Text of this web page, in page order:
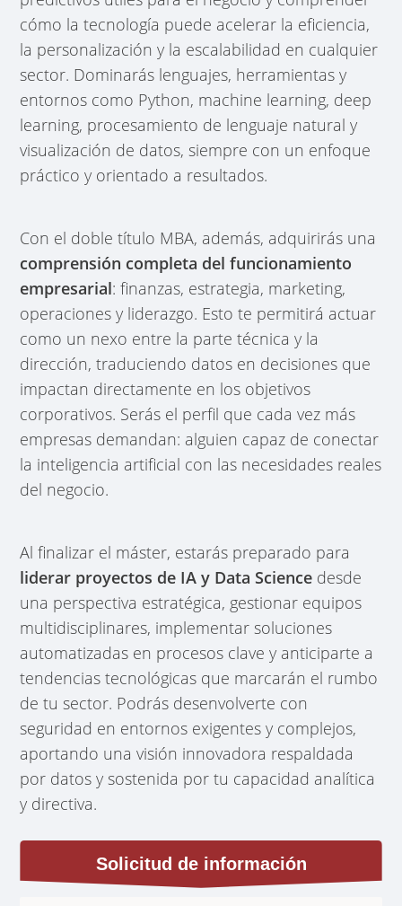
cómo la tecnología puede acelerar la eficiencia,
la personalización y la escalabilidad en cualquier
sector. Dominarás lenguajes, herramientas y
entornos como Python, machine learning, deep
learning, procesamiento de lenguaje natural y
visualización de datos, siempre con un enfoque
práctico y orientado a resultados.
Con el doble título MBA, además, adquirirás una
comprensión completa del funcionamiento
empresarial: finanzas, estrategia, marketing,
operaciones y liderazgo. Esto te permitirá actuar
como un nexo entre la parte técnica y la
dirección, traduciendo datos en decisiones que
impactan directamente en los objetivos
corporativos. Serás el perfil que cada vez más
empresas demandan: alguien capaz de conectar
la inteligencia artificial con las necesidades reales
del negocio.
Al finalizar el máster, estarás preparado para
liderar proyectos de IA y Data Science desde
una perspectiva estratégica, gestionar equipos
multidisciplinares, implementar soluciones
automatizadas en procesos clave y anticiparte a
tendencias tecnológicas que marcarán el rumbo
de tu sector. Podrás desenvolverte con
seguridad en entornos exigentes y complejos,
aportando una visión innovadora respaldada
por datos y sostenida por tu capacidad analítica
y directiva.
Solicitud de información